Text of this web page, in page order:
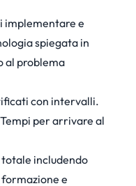
implementare e
spiegata in
al problema
con intervalli.
per arrivare al
includendo
e